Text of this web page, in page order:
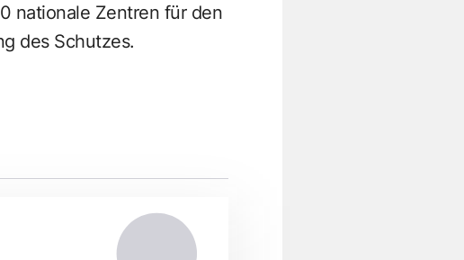
nationale Zentren für den
des Schutzes.